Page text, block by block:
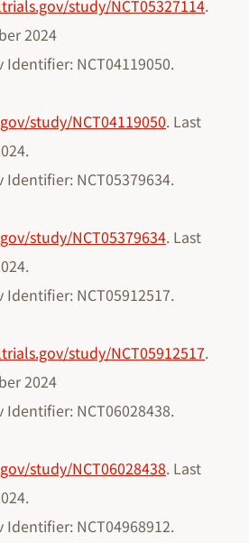
study/NCT05327114.
2024
Identifier: NCT04119050.
study/NCT04119050. Last
Identifier: NCT05379634.
study/NCT05379634. Last
Identifier: NCT05912517.
study/NCT05912517.
2024
Identifier: NCT06028438.
study/NCT06028438. Last
Identifier: NCT04968912.